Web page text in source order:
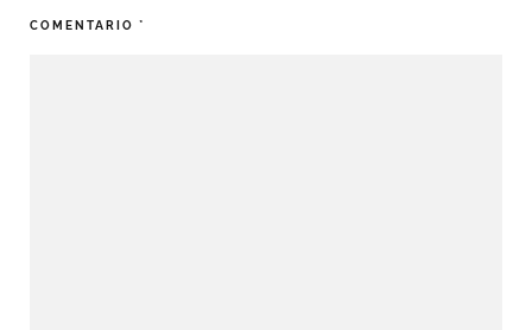
COMENTARIO *